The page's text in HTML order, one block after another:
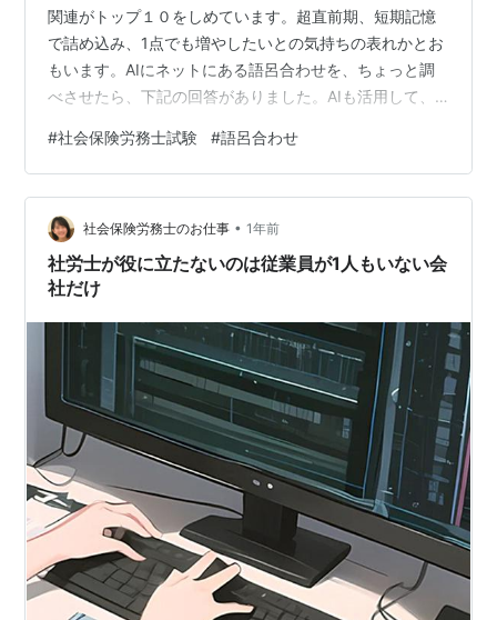
関連がトップ１０をしめています。超直前期、短期記憶
で詰め込み、1点でも増やしたいとの気持ちの表れかとお
もいます。AIにネットにある語呂合わせを、ちょっと調
べさせたら、下記の回答がありました。AIも活用して、
害補償保険法 健康保険法 過去記事の主な語呂合わせ関連
労働基準法 解雇予告の除外事由語呂：「日々雇われ、2
か月超え、季節も変わる、お試し中」内容：日々雇い入
れられる者（一か月以内）、2か月以内の期間を定めて使
用される者、季節的業務に4か月以内の期間を定めて使用
される者、試用期間中の者（1…
#社会保険労務士試験 #語呂合わせ
社会保険労務士のお仕事 • 1年前
社労士が役に立たないのは従業員が1人もいない会
社だけ